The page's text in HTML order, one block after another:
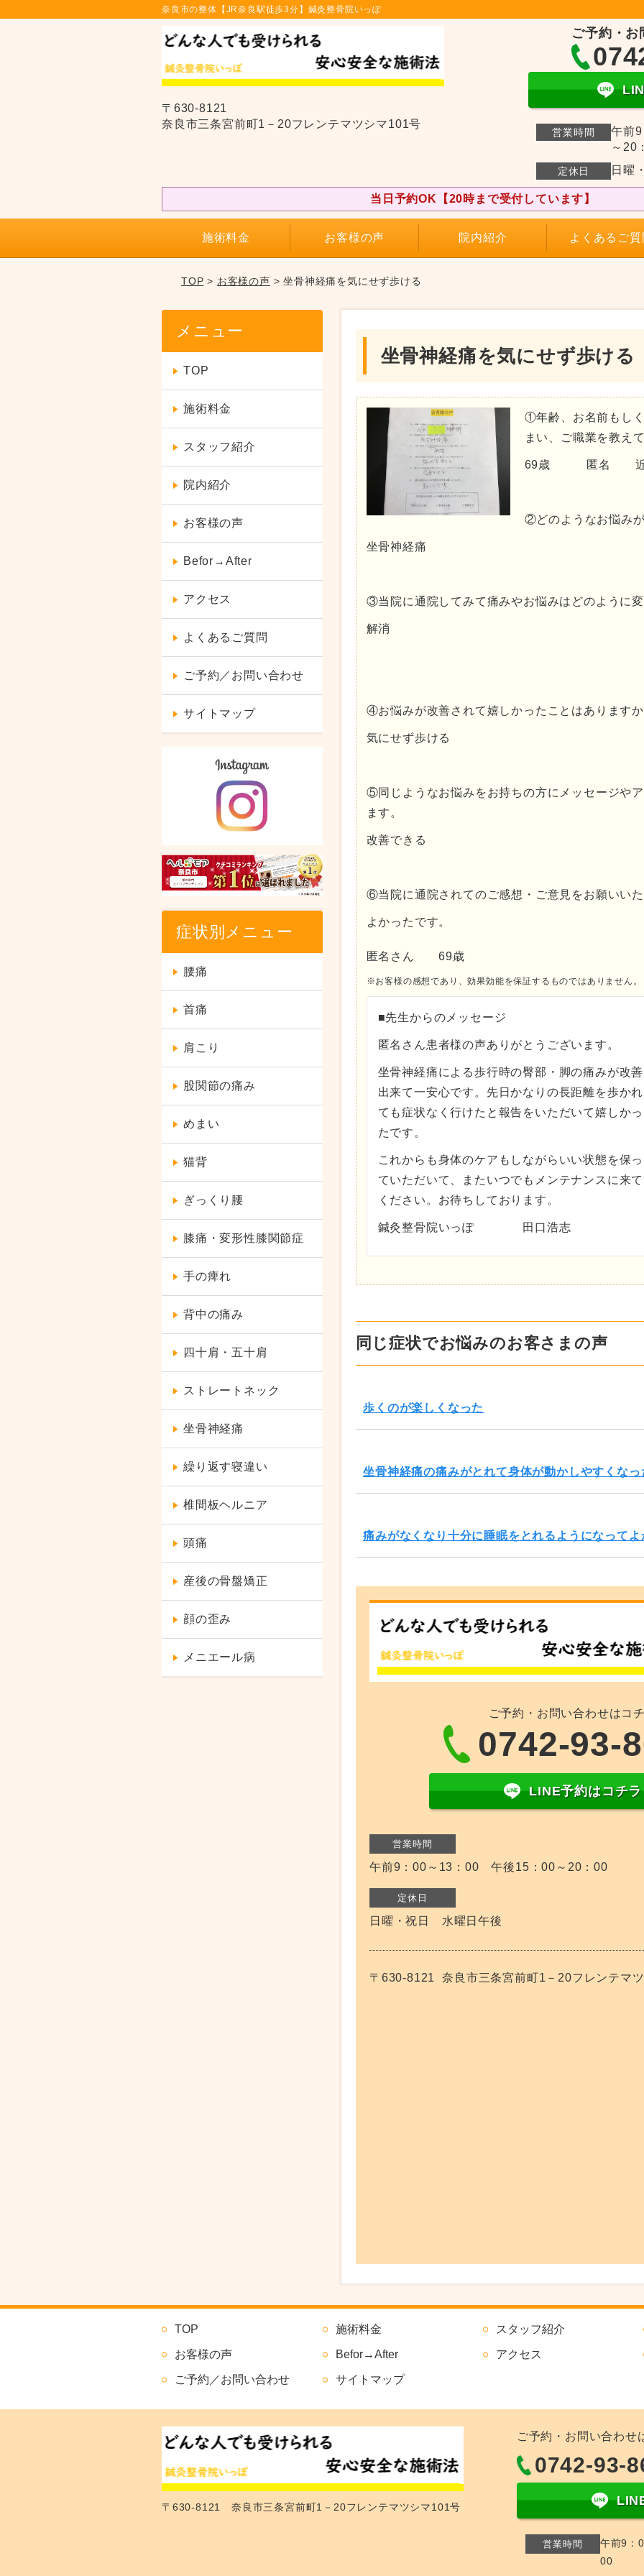
奈良市の整体【JR奈良駅徒歩3分】鍼灸整骨院いっぽ
〒630-8121
奈良市三条宮前町1－20フレンテマツシマ101号
ご予約・お
営業時間
午前
～20
定休日 日曜
当日予約OK【20時まで受付しています】
施術料金 お客様の声 院内紹介 よくあるご質
TOP > お客様の声 > 坐骨神経痛を気にせず歩ける
坐骨神経痛を気にせず歩ける
①年齢、お名前もし
まい、ご職業を教え
69歳 匿名 近
②どのようなお悩み
坐骨神経痛
③当院に通院してみて痛みやお悩みはどのように
解消
④お悩みが改善されて嬉しかったことはありますか
気にせず歩ける
⑤同じようなお悩みをお持ちの方にメッセージや
ます。
改善できる
⑥当院に通院されてのご感想・ご意見をお願いいた
よかったです。
匿名さん 69歳
※お客様の感想であり、効果効能を保証するものではありません。
■先生からのメッセージ
匿名さん患者様の声ありがとうございます。
坐骨神経痛による歩行時の臀部・脚の痛みが改善
出来て一安心です。先日かなりの長距離を歩かれ
ても症状なく行けたと報告をいただいて嬉しかっ
たです。
これからも身体のケアもしながらいい状態を保っ
ていただいて、またいつでもメンテナンスに来て
ください。お待ちしております。
鍼灸整骨院いっぽ 田口浩志
同じ症状でお悩みのお客さまの声
歩くのが楽しくなった
坐骨神経痛の痛みがとれて身体が動かしやすくなっ
痛みがなくなり十分に睡眠をとれるようになってよ
ご予約・お問い合わせはコ
0742-93-
LINE予約はコチラ
営業時間
午前9：00～13：00 午後15：00～20：00
定休日
日曜・祝日 水曜日午後
〒630-8121 奈良市三条宮前町1－20フレンテマ
メニュー
TOP
施術料金
スタッフ紹介
院内紹介
お客様の声
Befor→After
アクセス
よくあるご質問
ご予約／お問い合わせ
サイトマップ
症状別メニュー
腰痛
首痛
肩こり
股関節の痛み
めまい
猫背
ぎっくり腰
膝痛・変形性膝関節症
手の痺れ
背中の痛み
四十肩・五十肩
ストレートネック
坐骨神経痛
繰り返す寝違い
椎間板ヘルニア
頭痛
産後の骨盤矯正
顔の歪み
メニエール病
TOP 施術料金 スタッフ紹介
お客様の声 Befor→After アクセス
ご予約／お問い合わせ サイトマップ
〒630-8121 奈良市三条宮前町1－20フレンテマツシマ101号
ご予約・お問い合わせ
0742-93-
営業時間
午前9：
00